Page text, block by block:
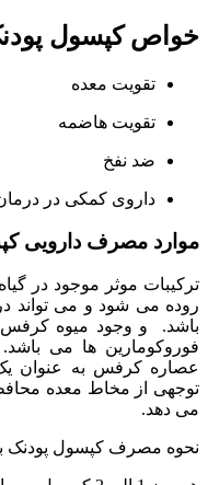
خواص کپسول
تقویت معده
تقویت هاضمه
ضد نفخ
داروی کمکی در
موارد مصرف دارویی
ترکیبات موثر موجود در
روده می شود و می تواند
باشد. و وجود میوه کرفس
فوروکومارین ها می
عصاره کرفس به عنوان
توجهی از مخاط معده
می دهد.
نحوه مصرف کپسول پودنک